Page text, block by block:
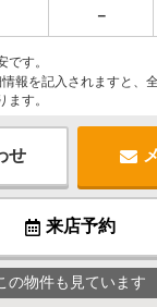
－
す。
報を記入されますと、
す。
せ
来店予約
の物件も見ています